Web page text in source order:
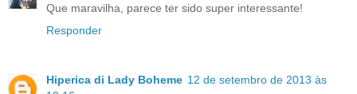
Que maravilha, parece ter sido super interessante!
Responder
Hiperica di Lady Boheme 12 de setembro de 2013 às